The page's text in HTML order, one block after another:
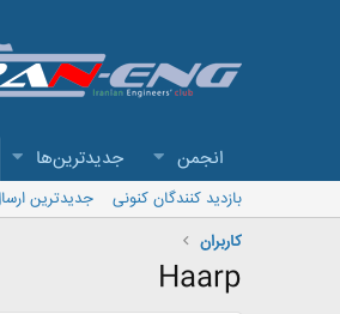
انجمن جدیدترین‌ها
بازدید کنندگان کنونی جدیدترین
کاربران
Haarp